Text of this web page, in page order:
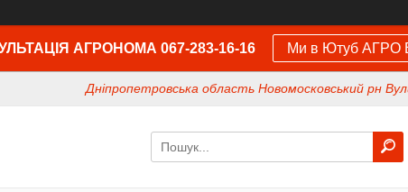
АГРОНОМА 067-283-16-16 Ми в Ютуб АГРО
Дніпропетровська область Новомосковський рн